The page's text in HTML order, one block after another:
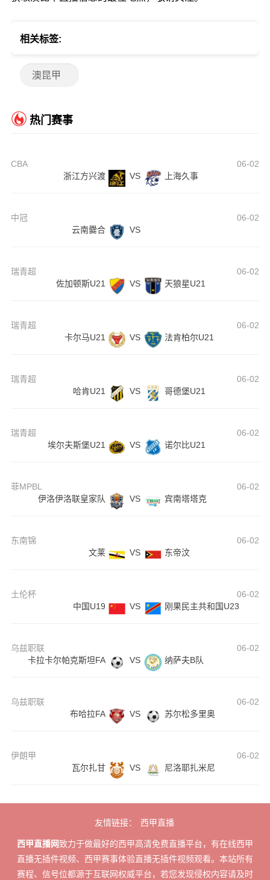
相关标签:
澳昆甲
热门赛事
CBA
06-02
浙江方兴渡
VS 上海久事
中冠
06-02
云南爨合
VS
瑞青超
06-02
佐加顿斯U21
VS 天狼星U21
瑞青超
06-02
卡尔马U21
VS 法肯柏尔U21
瑞青超
06-02
哈肯U21
VS 哥德堡U21
瑞青超
06-02
埃尔夫斯堡U21
VS 诺尔比U21
菲MPBL
06-02
伊洛伊洛联皇家队
VS 宾南塔塔克
东南锦
06-02
文莱
VS 东帝汶
土伦杯
06-02
中国U19
VS 刚果民主共和国U23
乌兹职联
06-02
卡拉卡尔帕克斯坦FA
VS 纳萨夫B队
乌兹职联
06-02
布哈拉FA
VS 苏尔松多里奥
伊朗甲
06-02
瓦尔扎甘
VS 尼洛耶扎米尼
友情链接： 西甲直播
西甲直播网致力于做最好的西甲高清免费直播平台，有在线西甲
直播无插件视频、西甲赛事体验直播无插件视频观看。本站所有
赛程、信号位都源于互联网权威平台，若您发现侵权内容请及时